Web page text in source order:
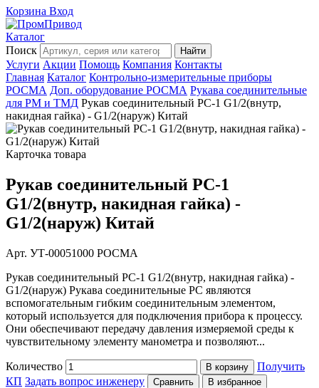
Корзина Вход
Каталог
Поиск
Найти
Услуги Акции Помощь Компания Контакты
Главная Каталог Контрольно-измерительные приборы
РОСМА Доп. оборудование РОСМА Рукава соединительные
для РМ и ТМД Рукав соединительный РС-1 G1/2(внутр,
накидная гайка) - G1/2(наруж) Китай
Карточка товара
Рукав соединительный РС-1
G1/2(внутр, накидная гайка) -
G1/2(наруж) Китай
Арт. УТ-00051000 РОСМА
Рукав соединительный РС-1 G1/2(внутр, накидная гайка) -
G1/2(наруж) Рукава соединительные РС являются
вспомогательным гибким соединительным элементом,
который используется для подключения прибора к процессу.
Они обеспечивают передачу давления измеряемой среды к
чувствительному элементу манометра и позволяют...
Количество В корзину
Получить
КП Задать вопрос инженеру Сравнить В избранное